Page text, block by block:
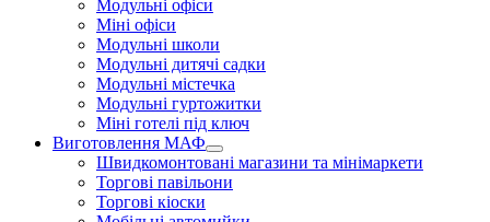
Модульні офіси
Міні офіси
Модульні школи
Модульні дитячі садки
Модульні містечка
Модульні гуртожитки
Міні готелі під ключ
Виготовлення МАФ
Швидкомонтовані магазини та мінімаркети
Торгові павільони
Торгові кіоски